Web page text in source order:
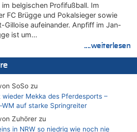
belgischen Profifußball. Im
FC Brügge und Pokalsieger sowie
Gilloise aufeinander. Anpfiff im Jan-
ist um…
....weiterlesen
SoSo zu
wieder Mekka des Pferdesports –
auf starke Springreiter
Zuhörer zu
in NRW so niedrig wie noch nie